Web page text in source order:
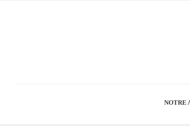
NOTRE